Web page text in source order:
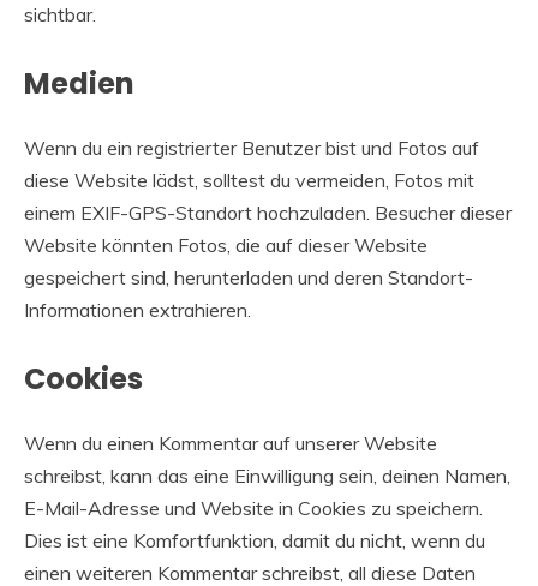
sichtbar.
Medien
Wenn du ein registrierter Benutzer bist und Fotos auf
diese Website lädst, solltest du vermeiden, Fotos mit
einem EXIF-GPS-Standort hochzuladen. Besucher dieser
Website könnten Fotos, die auf dieser Website
gespeichert sind, herunterladen und deren Standort-
Informationen extrahieren.
Cookies
Wenn du einen Kommentar auf unserer Website
schreibst, kann das eine Einwilligung sein, deinen Namen,
E-Mail-Adresse und Website in Cookies zu speichern.
Dies ist eine Komfortfunktion, damit du nicht, wenn du
einen weiteren Kommentar schreibst, all diese Daten